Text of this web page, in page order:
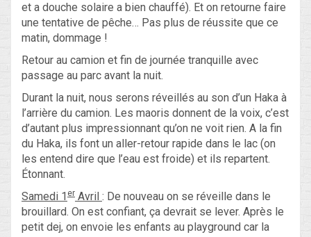
et a douche solaire a bien chauffé). Et on retourne faire
une tentative de pêche… Pas plus de réussite que ce
matin, dommage !
Retour au camion et fin de journée tranquille avec
passage au parc avant la nuit.
Durant la nuit, nous serons réveillés au son d’un Haka à
l’arrière du camion. Les maoris donnent de la voix, c’est
d’autant plus impressionnant qu’on ne voit rien. A la fin
du Haka, ils font un aller-retour rapide dans le lac (on
les entend dire que l’eau est froide) et ils repartent.
Étonnant.
Samedi 1 er Avril : De nouveau on se réveille dans le
brouillard. On est confiant, ça devrait se lever. Après le
petit dej, on envoie les enfants au playground car la